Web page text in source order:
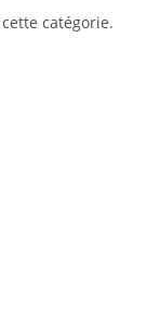
catégorie.